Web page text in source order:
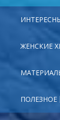
ЖЕНСКИЕ
ПОЛЕЗНОЕ